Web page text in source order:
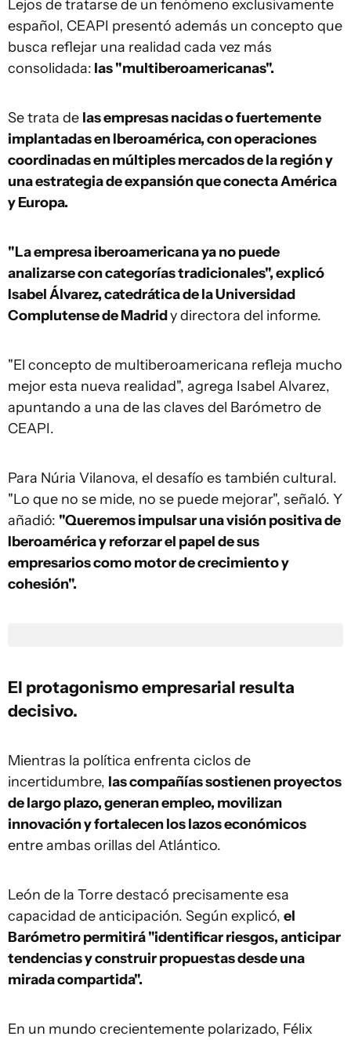
Lejos de tratarse de un fenómeno exclusivamente
español, CEAPI presentó además un concepto que
busca reflejar una realidad cada vez más
consolidada: las "multiberoamericanas".
Se trata de las empresas nacidas o fuertemente
implantadas en Iberoamérica, con operaciones
coordinadas en múltiples mercados de la región y
una estrategia de expansión que conecta América
y Europa.
"La empresa iberoamericana ya no puede
analizarse con categorías tradicionales", explicó
Isabel Álvarez, catedrática de la Universidad
Complutense de Madridy directora del informe.
"El concepto de multiberoamericana refleja mucho
mejor esta nueva realidad", agrega Isabel Alvarez,
apuntando a una de las claves del Barómetro de
CEAPI.
Para Núria Vilanova, el desafío es también cultural.
"Lo que no se mide, no se puede mejorar", señaló. Y
añadió: "Queremos impulsar una visión positiva de
Iberoamérica y reforzar el papel de sus
empresarios como motor de crecimiento y
cohesión".
El protagonismo empresarial resulta
decisivo.
Mientras la política enfrenta ciclos de
incertidumbre, las compañías sostienen proyectos
de largo plazo, generan empleo, movilizan
innovación y fortalecen los lazos económicos
entre ambas orillas del Atlántico.
León de la Torre destacó precisamente esa
capacidad de anticipación. Según explicó, el
Barómetro permitirá "identificar riesgos, anticipar
tendencias y construir propuestas desde una
mirada compartida".
En un mundo crecientemente polarizado, Félix